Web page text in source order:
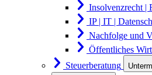
Insolvenzrecht |
IP | IT |
Nachfolge und
Öffentliches
Steuerberatung